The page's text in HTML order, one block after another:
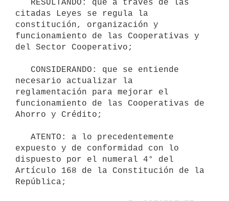
citadas Leyes se regula la
constitución, organización y
funcionamiento de las Cooperativas y
del Sector Cooperativo;
necesario actualizar la
reglamentación para mejorar el
funcionamiento de las Cooperativas de
Ahorro y Crédito;
expuesto y de conformidad con lo
dispuesto por el numeral 4° del
Artículo 168 de la Constitución de la
República;